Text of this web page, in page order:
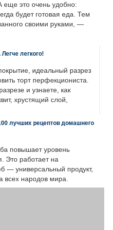
еще это очень удобно:
будет готовая еда. Тем
своими руками, —
легкого!
идеальный разрез
торт перфекциониста.
и узнаете, как
хрустящий слой,
лучших рецептов домашнего
повышает уровень
Это работает на
— универсальный продукт,
всех народов мира.